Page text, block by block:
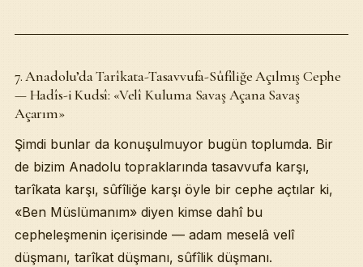
7. Anadolu’da Tarîkata-Tasavvufa-Sûfîliğe Açılmış Cephe
— Hadîs-i Kudsî: «Velî Kuluma Savaş Açana Savaş
Açarım»
Şimdi bunlar da konuşulmuyor bugün toplumda. Bir
de bizim Anadolu topraklarında tasavvufa karşı,
tarîkata karşı, sûfîliğe karşı öyle bir cephe açtılar ki,
«Ben Müslümanım» diyen kimse dahî bu
cepheleşmenin içerisinde — adam meselâ velî
düşmanı, tarîkat düşmanı, sûfîlik düşmanı.